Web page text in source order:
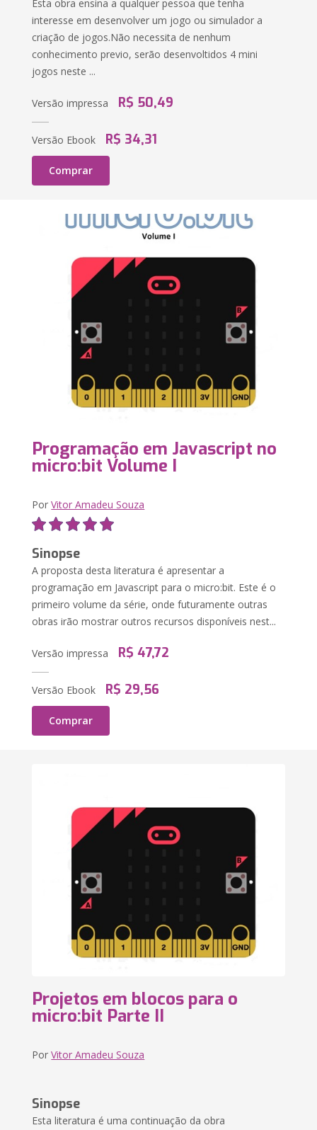
Esta obra ensina a qualquer pessoa que tenha
interesse em desenvolver um jogo ou simulador a
criação de jogos.Não necessita de nenhum
conhecimento previo, serão desenvoltidos 4 mini
jogos neste ...
Versão impressa R$ 50,49
Versão Ebook R$ 34,31
Comprar
Programação em Javascript no
micro:bit Volume I
PorVitor Amadeu Souza
Sinopse
A proposta desta literatura é apresentar a
programação em Javascript para o micro:bit. Este é o
primeiro volume da série, onde futuramente outras
obras irão mostrar outros recursos disponíveis nest...
Versão impressa R$ 47,72
Versão Ebook R$ 29,56
Comprar
Projetos em blocos para o
micro:bit Parte II
PorVitor Amadeu Souza
Sinopse
Esta literatura é uma continuação da obra